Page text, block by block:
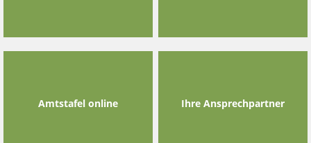
Amtstafel online Ihre Ansprechpartner